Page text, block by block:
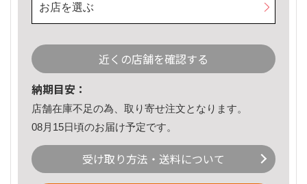
お店を選ぶ
近くの店舗を確認する
納期目安：
店舗在庫不足の為、取り寄せ注文となります。
08月15日頃のお届け予定です。
受け取り方法・送料について